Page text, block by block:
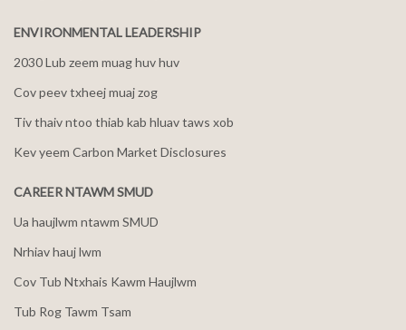
ENVIRONMENTAL LEADERSHIP
2030 Lub zeem muag huv huv
Cov peev txheej muaj zog
Tiv thaiv ntoo thiab kab hluav taws xob
Kev yeem Carbon Market Disclosures
CAREER NTAWM SMUD
Ua haujlwm ntawm SMUD
Nrhiav hauj lwm
Cov Tub Ntxhais Kawm Haujlwm
Tub Rog Tawm Tsam